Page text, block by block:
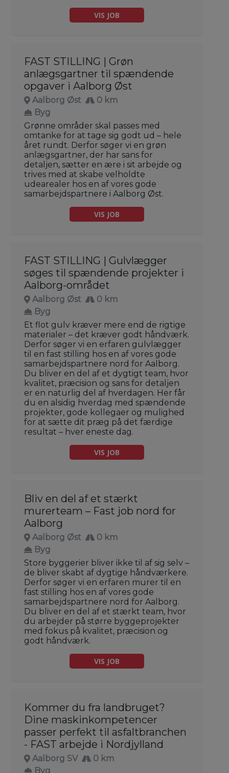
VIS JOB
FAST STILLING | Grøn
anlægsgartner til spændende
opgaver i Aalborg Øst
Aalborg Øst
0 km
Byg
Grønne områder skal passes med
omtanke for at tage sig godt ud – hele
året rundt. Derfor søger vi en grøn
anlægsgartner, der har sans for
detaljen, sætter en ære i sit arbejde og
trives med at skabe velholdte
udearealer hos en af vores gode
samarbejdspartnere i Aalborg Øst.
VIS JOB
FAST STILLING | Gulvlægger
søges til spændende projekter i
Aalborg-området
Aalborg Øst
0 km
Byg
Et flot gulv kræver mere end de rigtige
materialer – det kræver godt håndværk.
Derfor søger vi en erfaren gulvlægger
til en fast stilling hos en af vores gode
samarbejdspartnere nord for Aalborg.
Du bliver en del af et dygtigt team, hvor
kvalitet, præcision og sans for detaljen
er en naturlig del af hverdagen. Her får
du en alsidig hverdag med spændende
projekter, gode kollegaer og mulighed
for at sætte dit præg på det færdige
resultat – hver eneste dag.
VIS JOB
Bliv en del af et stærkt
murerteam – Fast job nord for
Aalborg
Aalborg Øst
0 km
Byg
Store byggerier bliver ikke til af sig selv –
de bliver skabt af dygtige håndværkere.
Derfor søger vi en erfaren murer til en
fast stilling hos en af vores gode
samarbejdspartnere nord for Aalborg.
Du bliver en del af et stærkt team, hvor
du arbejder på større byggeprojekter
med fokus på kvalitet, præcision og
godt håndværk.
VIS JOB
Kommer du fra landbruget?
Dine maskinkompetencer
passer perfekt til asfaltbranchen
- FAST arbejde i Nordjylland
Aalborg SV
0 km
Byg